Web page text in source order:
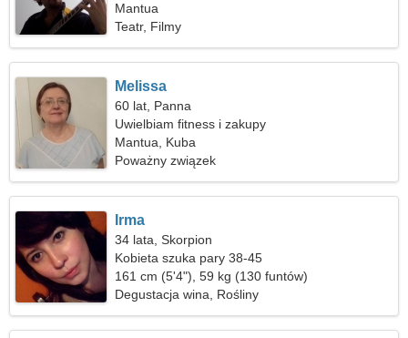
Mantua
Teatr, Filmy
Melissa
60 lat, Panna
Uwielbiam fitness i zakupy
Mantua, Kuba
Poważny związek
Irma
34 lata, Skorpion
Kobieta szuka pary 38-45
161 cm (5'4"), 59 kg (130 funtów)
Degustacja wina, Rośliny